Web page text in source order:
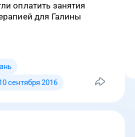
для Галины
сентября 2016